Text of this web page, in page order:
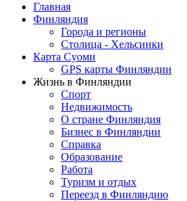
Главная
Финляндия
Города и регионы
Столица - Хельсинки
Карта Суоми
GPS карты Финляндии
Жизнь в Финляндии
Спорт
Недвижимость
О стране Финляндия
Бизнес в Финляндии
Справка
Образование
Работа
Туризм и отдых
Переезд в Финляндию